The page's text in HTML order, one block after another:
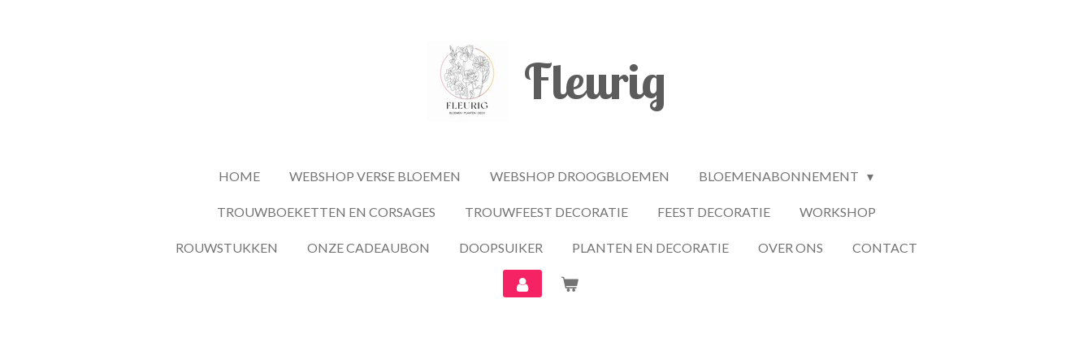
Fleurig
HOME WEBSHOP VERSE BLOEMEN WEBSHOP DROOGBLOEMEN BLOEMENABONNEMENT
TROUWBOEKETTEN EN CORSAGES TROUWFEEST DECORATIE FEEST DECORATIE WORKSHOP
ROUWSTUKKEN ONZE CADEAUBON DOOPSUIKER PLANTEN EN DECORATIE OVER ONS CONTACT